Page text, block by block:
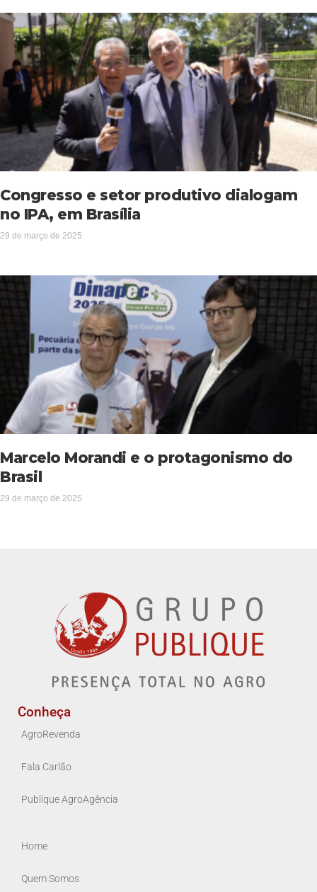
Congresso e setor produtivo dialogam
no IPA, em Brasília
29 de março de 2025
Marcelo Morandi e o protagonismo do
Brasil
29 de março de 2025
Conheça
AgroRevenda
Fala Carlão
Publique AgroAgência
Home
Quem Somos